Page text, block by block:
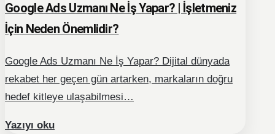
Google Ads Uzmanı Ne İş Yapar? | İşletmeniz
İçin Neden Önemlidir?
Google Ads Uzmanı Ne İş Yapar? Dijital dünyada
rekabet her geçen gün artarken, markaların doğru
hedef kitleye ulaşabilmesi…
Yazıyı oku